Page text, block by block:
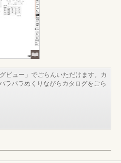
ビュー」でごらんいただけます。カ
ラパラめくりながらカタログをごら